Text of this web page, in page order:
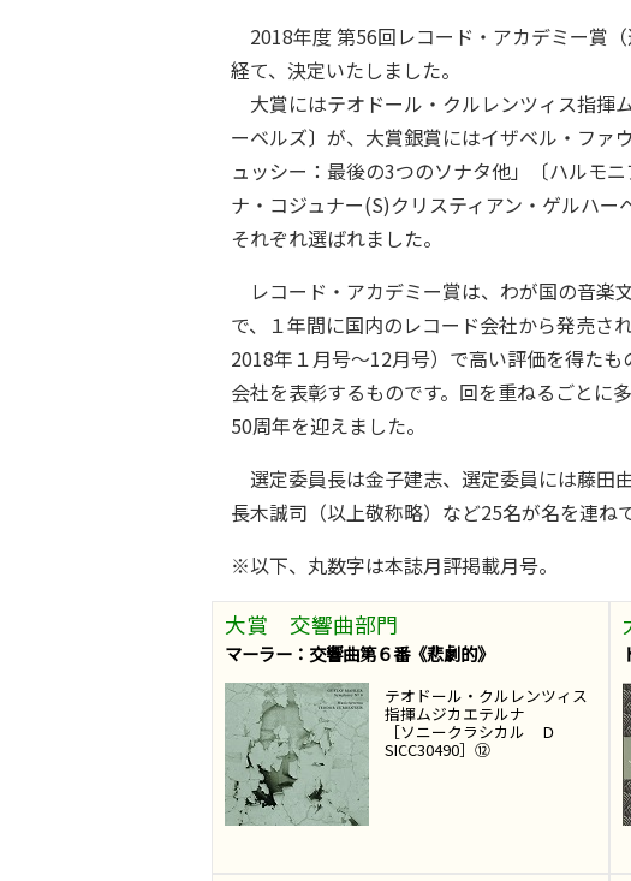
2018年度 第56回レコード・アカデミー賞
経て、決定いたしました。
大賞にはテオドール・クルレンツィス指揮
ーベルズ〕が、大賞銀賞にはイザベル・ファ
ュッシー：最後の3つのソナタ他」〔ハルモ
ナ・コジュナー(S)クリスティアン・ゲルハ
それぞれ選ばれました。
レコード・アカデミー賞は、わが国の音楽
で、１年間に国内のレコード会社から発売さ
2018年１月号～12月号）で高い評価を得た
会社を表彰するものです。回を重ねるごとに
50周年を迎えました。
選定委員長は金子建志、選定委員には藤田
長木誠司（以上敬称略）など25名が名を連ね
※以下、丸数字は本誌月評掲載月号。
大賞 交響曲部門
マーラー：交響曲第６番《悲劇的》
テオドール・クルレンツィス
指揮ムジカエテルナ
［ソニークラシカル Ｄ
SICC30490］⑫